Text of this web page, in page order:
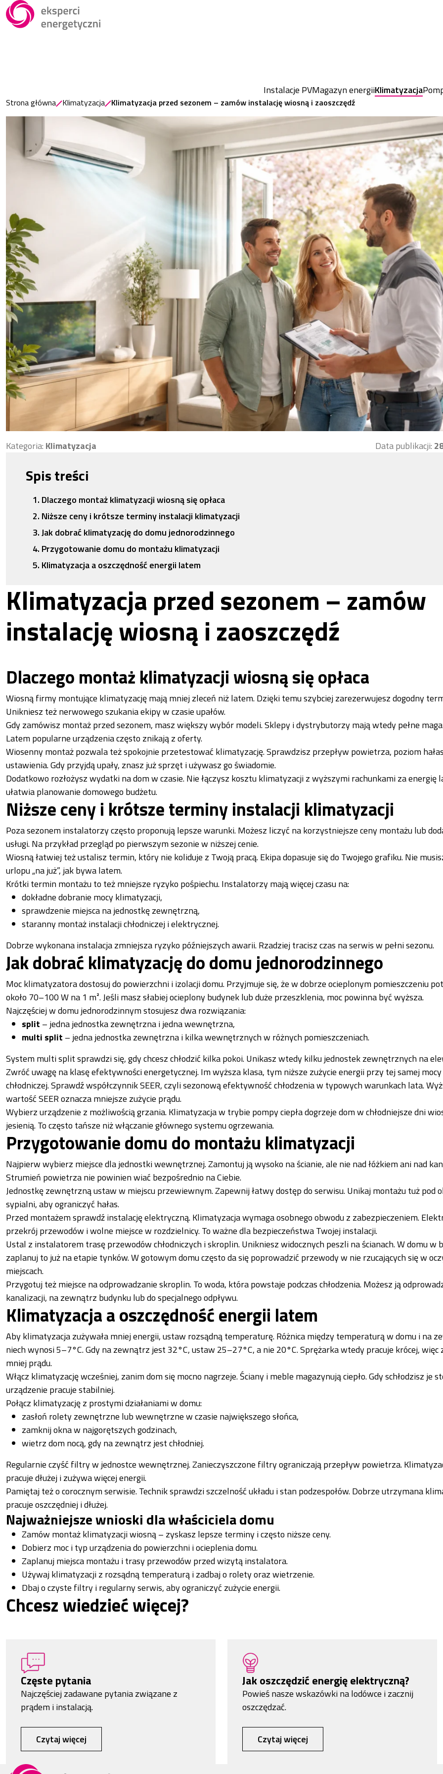
Instalacje PVMagazyn energiiKlimatyzacja
Strona główna Klimatyzacja Klimatyzacja przed sezonem – zamów instalację wiosną i zaoszczędź
Kategoria: Klimatyzacja Data publikacji:
Spis treści
Dlaczego montaż klimatyzacji wiosną się opłaca
Niższe ceny i krótsze terminy instalacji klimatyzacji
Jak dobrać klimatyzację do domu jednorodzinnego
Przygotowanie domu do montażu klimatyzacji
Klimatyzacja a oszczędność energii latem
Klimatyzacja przed sezonem – zamów
instalację wiosną i zaoszczędź
Dlaczego montaż klimatyzacji wiosną się opłaca
Wiosną firmy montujące klimatyzację mają mniej zleceń niż latem. Dzięki temu szybciej zarezerwujesz dogodny
Unikniesz też nerwowego szukania ekipy w czasie upałów.
Gdy zamówisz montaż przed sezonem, masz większy wybór modeli. Sklepy i dystrybutorzy mają wtedy pełne
Latem popularne urządzenia często znikają z oferty.
Wiosenny montaż pozwala też spokojnie przetestować klimatyzację. Sprawdzisz przepływ powietrza, poziom
ustawienia. Gdy przyjdą upały, znasz już sprzęt i używasz go świadomie.
Dodatkowo rozłożysz wydatki na dom w czasie. Nie łączysz kosztu klimatyzacji z wyższymi rachunkami za energię
ułatwia planowanie domowego budżetu.
Niższe ceny i krótsze terminy instalacji klimatyzacji
Poza sezonem instalatorzy często proponują lepsze warunki. Możesz liczyć na korzystniejsze ceny montażu lub
usługi. Na przykład przegląd po pierwszym sezonie w niższej cenie.
Wiosną łatwiej też ustalisz termin, który nie koliduje z Twoją pracą. Ekipa dopasuje się do Twojego grafiku. Nie
urlopu „na już”, jak bywa latem.
Krótki termin montażu to też mniejsze ryzyko pośpiechu. Instalatorzy mają więcej czasu na:
dokładne dobranie mocy klimatyzacji,
sprawdzenie miejsca na jednostkę zewnętrzną,
staranny montaż instalacji chłodniczej i elektrycznej.
Dobrze wykonana instalacja zmniejsza ryzyko późniejszych awarii. Rzadziej tracisz czas na serwis w pełni sezonu.
Jak dobrać klimatyzację do domu jednorodzinnego
Moc klimatyzatora dostosuj do powierzchni i izolacji domu. Przyjmuje się, że w dobrze ocieplonym pomieszczeniu
około 70–100 W na 1 m². Jeśli masz słabiej ocieplony budynek lub duże przeszklenia, moc powinna być wyższa.
Najczęściej w domu jednorodzinnym stosujesz dwa rozwiązania:
split – jedna jednostka zewnętrzna i jedna wewnętrzna,
multi split – jedna jednostka zewnętrzna i kilka wewnętrznych w różnych pomieszczeniach.
System multi split sprawdzi się, gdy chcesz chłodzić kilka pokoi. Unikasz wtedy kilku jednostek zewnętrznych na
Zwróć uwagę na klasę efektywności energetycznej. Im wyższa klasa, tym niższe zużycie energii przy tej samej mocy
chłodniczej. Sprawdź współczynnik SEER, czyli sezonową efektywność chłodzenia w typowych warunkach lata.
wartość SEER oznacza mniejsze zużycie prądu.
Wybierz urządzenie z możliwością grzania. Klimatyzacja w trybie pompy ciepła dogrzeje dom w chłodniejsze dni
jesienią. To często tańsze niż włączanie głównego systemu ogrzewania.
Przygotowanie domu do montażu klimatyzacji
Najpierw wybierz miejsce dla jednostki wewnętrznej. Zamontuj ją wysoko na ścianie, ale nie nad łóżkiem ani nad
Strumień powietrza nie powinien wiać bezpośrednio na Ciebie.
Jednostkę zewnętrzną ustaw w miejscu przewiewnym. Zapewnij łatwy dostęp do serwisu. Unikaj montażu tuż pod
sypialni, aby ograniczyć hałas.
Przed montażem sprawdź instalację elektryczną. Klimatyzacja wymaga osobnego obwodu z zabezpieczeniem.
przekrój przewodów i wolne miejsce w rozdzielnicy. To ważne dla bezpieczeństwa Twojej instalacji.
Ustal z instalatorem trasę przewodów chłodniczych i skroplin. Unikniesz widocznych peszli na ścianach. W domu w
zaplanuj to już na etapie tynków. W gotowym domu często da się poprowadzić przewody w nie rzucających się w
miejscach.
Przygotuj też miejsce na odprowadzanie skroplin. To woda, która powstaje podczas chłodzenia. Możesz ją
kanalizacji, na zewnątrz budynku lub do specjalnego odpływu.
Klimatyzacja a oszczędność energii latem
Aby klimatyzacja zużywała mniej energii, ustaw rozsądną temperaturę. Różnica między temperaturą w domu i na
niech wynosi 5–7°C. Gdy na zewnątrz jest 32°C, ustaw 25–27°C, a nie 20°C. Sprężarka wtedy pracuje krócej, więc
mniej prądu.
Włącz klimatyzację wcześniej, zanim dom się mocno nagrzeje. Ściany i meble magazynują ciepło. Gdy schłodzisz je
urządzenie pracuje stabilniej.
Połącz klimatyzację z prostymi działaniami w domu:
zasłoń rolety zewnętrzne lub wewnętrzne w czasie największego słońca,
zamknij okna w najgorętszych godzinach,
wietrz dom nocą, gdy na zewnątrz jest chłodniej.
Regularnie czyść filtry w jednostce wewnętrznej. Zanieczyszczone filtry ograniczają przepływ powietrza.
pracuje dłużej i zużywa więcej energii.
Pamiętaj też o corocznym serwisie. Technik sprawdzi szczelność układu i stan podzespołów. Dobrze utrzymana
pracuje oszczędniej i dłużej.
Najważniejsze wnioski dla właściciela domu
Zamów montaż klimatyzacji wiosną – zyskasz lepsze terminy i często niższe ceny.
Dobierz moc i typ urządzenia do powierzchni i ocieplenia domu.
Zaplanuj miejsca montażu i trasy przewodów przed wizytą instalatora.
Używaj klimatyzacji z rozsądną temperaturą i zadbaj o rolety oraz wietrzenie.
Dbaj o czyste filtry i regularny serwis, aby ograniczyć zużycie energii.
Chcesz wiedzieć więcej?
Częste pytania
Najczęściej zadawane pytania związane z
prądem i instalacją.
Czytaj więcej
Jak oszczędzić energię elektryczną?
Powieś nasze wskazówki na lodówce i zacznij
oszczędzać.
Czytaj więcej